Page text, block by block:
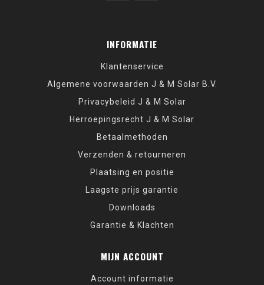
INFORMATIE
Klantenservice
Algemene voorwaarden J & M Solar B.V.
Privacybeleid J & M Solar
Herroepingsrecht J & M Solar
Betaalmethoden
Verzenden & retourneren
Plaatsing en positie
Laagste prijs garantie
Downloads
Garantie & Klachten
MIJN ACCOUNT
Account informatie